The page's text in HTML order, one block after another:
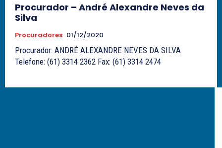
Procurador – André Alexandre Neves da
Silva
Procuradores 01/12/2020
Procurador: ANDRÉ ALEXANDRE NEVES DA SILVA
Telefone: (61) 3314 2362 Fax: (61) 3314 2474